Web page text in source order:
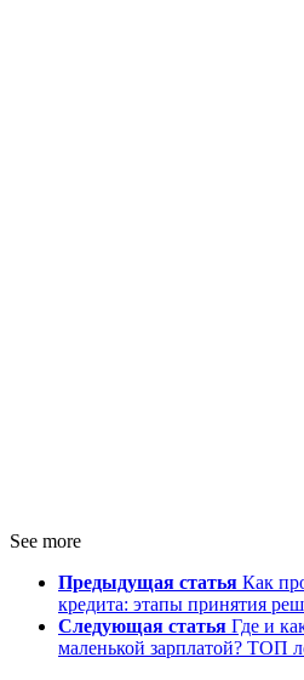
See more
Предыдущая статья Как
кредита: этапы принятия
Следующая статья Где и
маленькой зарплатой? ТОП